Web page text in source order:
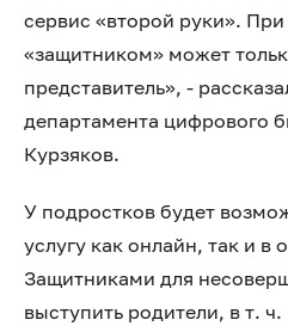
сервис «второй руки». При
«защитником» может
представитель», -
департамента цифрового
Курзяков.
У подростков будет
услугу как онлайн, так и в
Защитниками для
выступить родители, в т.